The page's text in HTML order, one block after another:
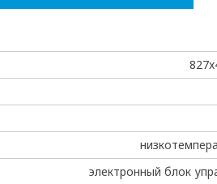
электронный блок